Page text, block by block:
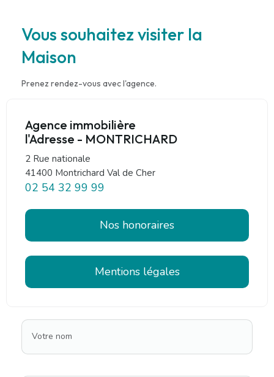
Vous souhaitez visiter la
Maison
Prenez rendez-vous avec l'agence.
Agence immobilière
l'Adresse - MONTRICHARD
2 Rue nationale
41400 Montrichard Val de Cher
02 54 32 99 99
Nos honoraires
Mentions légales
Votre nom